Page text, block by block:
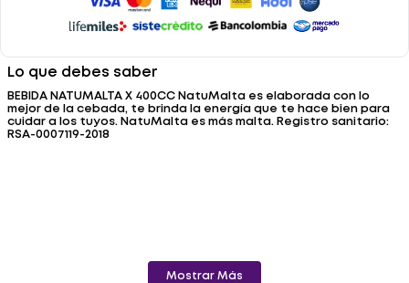
Lo que debes saber
BEBIDA NATUMALTA X 400CC NatuMalta es elaborada con lo
mejor de la cebada, te brinda la energía que te hace bien para
cuidar a los tuyos. NatuMalta es más malta. Registro sanitario:
RSA-0007119-2018
Mostrar Más